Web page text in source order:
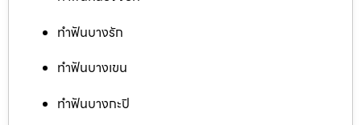
ทำฟันบางรัก
ทำฟันบางเขน
ทำฟันบางกะปิ